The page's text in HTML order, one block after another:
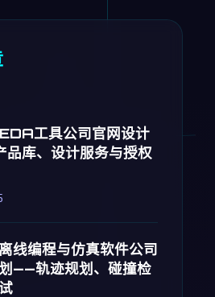
工具公司官网设计
库、设计服务与授权
线编程与仿真软件公司
——轨迹规划、碰撞检